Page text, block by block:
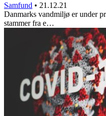
Samfund • 21.12.21
Danmarks vandmiljø er under
stammer fra e…